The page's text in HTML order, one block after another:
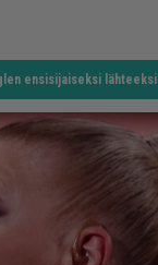
ensisijaiseksi lähteeksi